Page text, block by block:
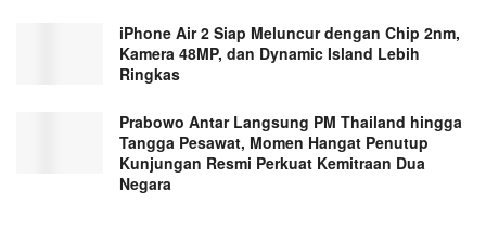
iPhone Air 2 Siap Meluncur dengan Chip 2nm,
Kamera 48MP, dan Dynamic Island Lebih
Ringkas
Prabowo Antar Langsung PM Thailand hingga
Tangga Pesawat, Momen Hangat Penutup
Kunjungan Resmi Perkuat Kemitraan Dua
Negara